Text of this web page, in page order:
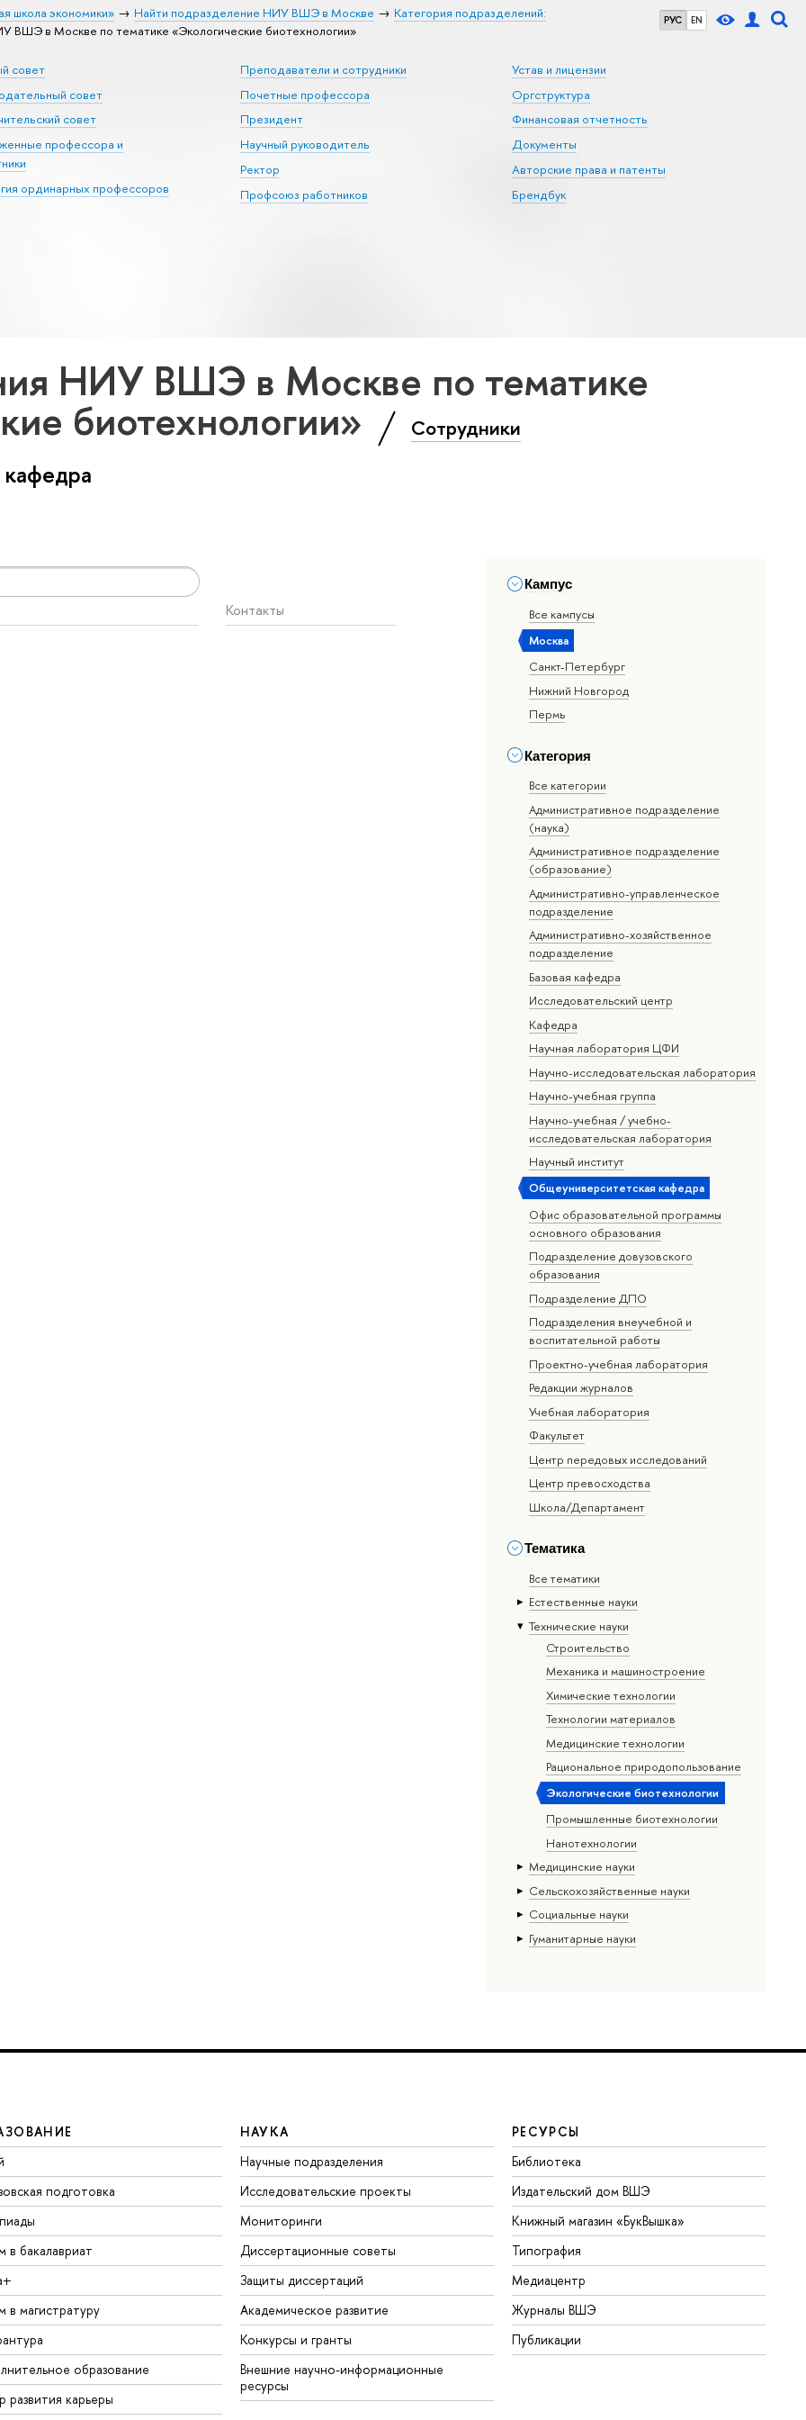
РУС EN
школа экономики» Найти подразделение НИУ ВШЭ в Москве
Категория подразделений:
ВШЭ в Москве по тематике «Экологические биотехнологии»
совет
совет
совет
профессора и
ординарных профессоров
Преподаватели и сотрудники
Почетные профессора
Президент
Научный руководитель
Ректор
Профсоюз работников
Устав и лицензии
Оргструктура
Финансовая отчетность
Документы
Авторские права и патенты
Брендбук
НИУ ВШЭ в Москве по тематике
биотехнологии» Сотрудники
Кампус
Все кампусы
Москва
Санкт-Петербург
Нижний Новгород
Пермь
Категория
Все категории
Административное подразделение
(наука)
Административное подразделение
(образование)
Административно-управленческое
подразделение
Административно-хозяйственное
подразделение
Базовая кафедра
Исследовательский центр
Кафедра
Научная лаборатория ЦФИ
Научно-исследовательская лаборатория
Научно-учебная группа
Научно-учебная / учебно-
исследовательская лаборатория
Научный институт
Общеуниверситетская кафедра
Офис образовательной программы
основного образования
Подразделение довузовского
образования
Подразделение ДПО
Подразделения внеучебной и
воспитательной работы
Проектно-учебная лаборатория
Редакции журналов
Учебная лаборатория
Факультет
Центр передовых исследований
Центр превосходства
Школа/Департамент
Тематика
Все тематики
Естественные науки
Тех­ничес­кие науки
Строительство
Механика и машиностроение
Химические технологии
Технологии материалов
Медицинские технологии
Рациональное природопользование
Экологические биотехнологии
Промышленные биотехнологии
Нанотехнологии
Медицинские науки
Сельскохозяйственные науки
Социальные науки
Гуманитарные науки
Контакты
подготовка
в бакалавриат
в магистратуру
образование
развития карьеры
НАУКА
Научные подразделения
Исследовательские проекты
Мониторинги
Диссертационные советы
Защиты диссертаций
Академическое развитие
Конкурсы и гранты
Внешние научно-информационные
ресурсы
РЕСУРСЫ
Библиотека
Издательский дом ВШЭ
Книжный магазин «БукВышка»
Типография
Медиацентр
Журналы ВШЭ
Публикации